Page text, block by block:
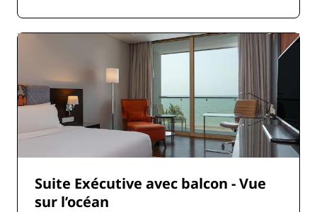
Suite Exécutive avec balcon - Vue
sur l’océan